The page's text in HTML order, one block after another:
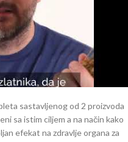
sastavljenog od 2 proizvoda
sa istim ciljem a na način kako
efekat na zdravlje organa za